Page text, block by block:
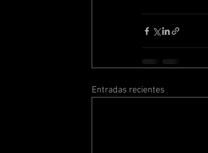
Entradas recientes